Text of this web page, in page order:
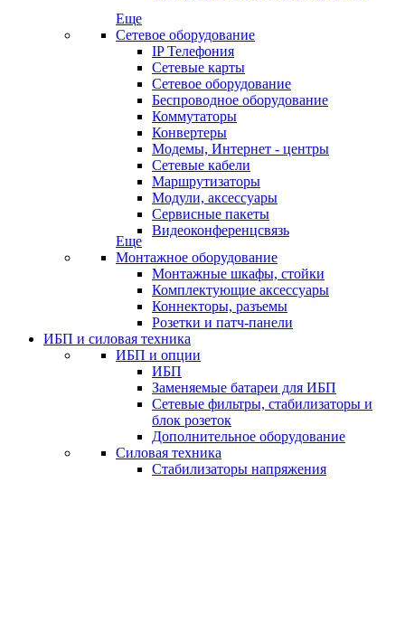
Еще
Сетевое оборудование
IP Телефония
Сетевые карты
Сетевое оборудование
Беспроводное оборудование
Коммутаторы
Конвертеры
Модемы, Интернет - центры
Сетевые кабели
Маршрутизаторы
Модули, аксессуары
Сервисные пакеты
Видеоконференцсвязь
Еще
Монтажное оборудование
Монтажные шкафы, стойки
Комплектующие аксессуары
Коннекторы, разъемы
Розетки и патч-панели
ИБП и силовая техника
ИБП и опции
ИБП
Заменяемые батареи для ИБП
Сетевые фильтры, стабилизаторы и
блок розеток
Дополнительное оборудование
Силовая техника
Стабилизаторы напряжения